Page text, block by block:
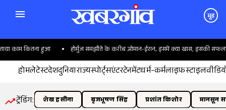
मूड
कितना हुआ होर्मुज समझौते के करीब ओमान-ईरान, इसमें क्या खास; इसकी सफलता
होमलेटेस्टदेशदुनियाराज्यस्पोर्ट्सएंटरटेनमेंटधर्म-कर्मलाइफस्टाइल
ट्रेंडिंग: शेख हसीना बृजभूषण सिंह प्रशांत किशोर मानसून